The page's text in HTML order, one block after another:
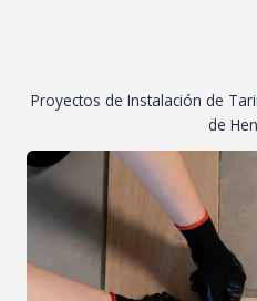
Proyectos de Instalación de
de